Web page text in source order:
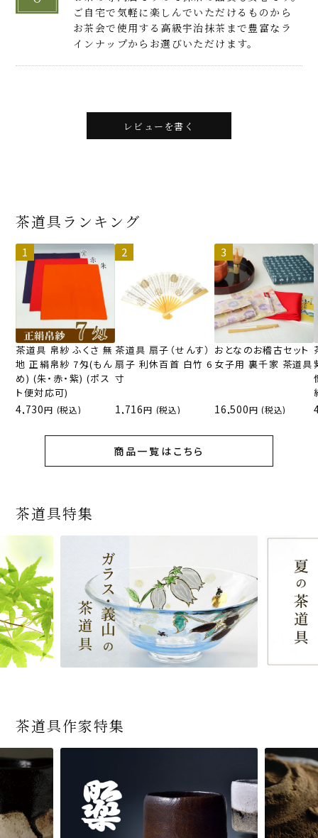
ご自宅で気軽に楽しんでいただけるものから
お茶会で使用する高級宇治抹茶まで豊富なラ
インナップからお選びいただけます。
レビューを書く
茶道具ランキング
茶道具 帛紗 ふくさ 無
地 正絹帛紗 7匁(もん
め) (朱・赤・紫) (ポス
ト便対応可)
4,730 (税込)
茶道具 扇子（せんす）
扇子 利休百首 白竹 6
寸
1,716 (税込)
おとなのお稽古セット
女子用 裏千家 茶道具
16,500 (税込)
商品一覧はこちら
茶道具特集
茶道具作家特集